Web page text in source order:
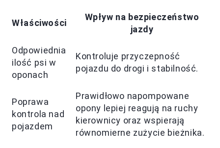
Właściwości
Wpływ na bezpieczeństwo
jazdy
Odpowiednia
ilość psi w
oponach
Kontroluje przyczepność
pojazdu do drogi i stabilność.
Poprawa
kontrola nad
pojazdem
Prawidłowo napompowane
opony lepiej reagują na ruchy
kierownicy oraz wspierają
równomierne zużycie bieżnika.